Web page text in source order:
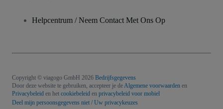
Helpcentrum / Neem Contact Met Ons Op
Copyright © viagogo GmbH 2026 Bedrijfsgegevens
Door deze website te gebruiken, accepteer je deAlgemene voorwaarden en
Privacybeleid en het cookiebeleid en privacybeleid voor mobiel
Deel mijn persoonsgegevens niet / Uw privacykeuzes